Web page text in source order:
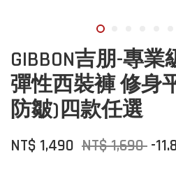
GIBBON吉朋-專
彈性西裝褲 修身
防皺)四款任選
NT$ 1,490 NT$ 1,690 -